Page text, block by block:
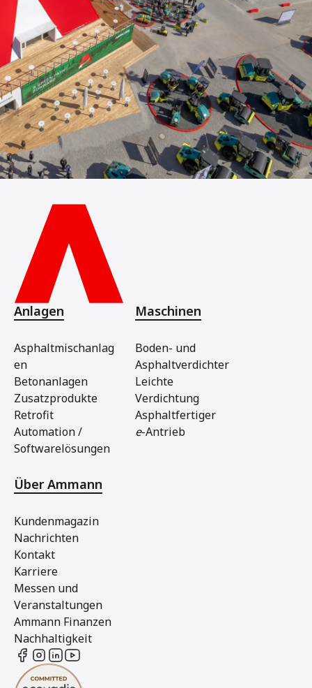
Anlagen
Asphaltmischanlag
en
Betonanlagen
Zusatzprodukte
Retrofit
Automation /
Softwarelösungen
Maschinen
Boden- und
Asphaltverdichter
Leichte
Verdichtung
Asphaltfertiger
e-Antrieb
Über Ammann
Kundenmagazin
Nachrichten
Kontakt
Karriere
Messen und
Veranstaltungen
Ammann Finanzen
Nachhaltigkeit